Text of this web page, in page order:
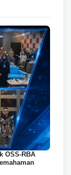
OSS-RBA